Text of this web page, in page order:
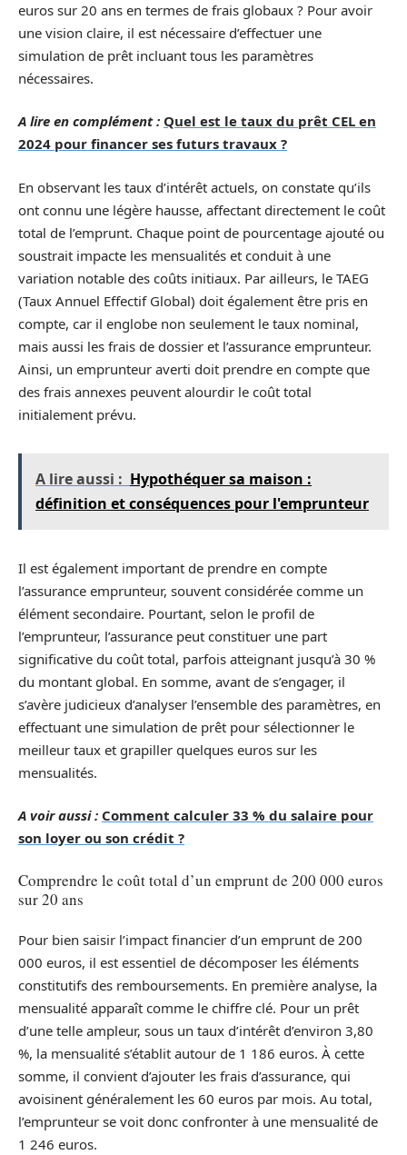
euros sur 20 ans en termes de frais globaux ? Pour avoir
une vision claire, il est nécessaire d’effectuer une
simulation de prêt incluant tous les paramètres
nécessaires.
A lire en complément : Quel est le taux du prêt CEL en
2024 pour financer ses futurs travaux ?
En observant les taux d’intérêt actuels, on constate qu’ils
ont connu une légère hausse, affectant directement le coût
total de l’emprunt. Chaque point de pourcentage ajouté ou
soustrait impacte les mensualités et conduit à une
variation notable des coûts initiaux. Par ailleurs, le TAEG
(Taux Annuel Effectif Global) doit également être pris en
compte, car il englobe non seulement le taux nominal,
mais aussi les frais de dossier et l’assurance emprunteur.
Ainsi, un emprunteur averti doit prendre en compte que
des frais annexes peuvent alourdir le coût total
initialement prévu.
A lire aussi : Hypothéquer sa maison :
définition et conséquences pour l'emprunteur
Il est également important de prendre en compte
l’assurance emprunteur, souvent considérée comme un
élément secondaire. Pourtant, selon le profil de
l’emprunteur, l’assurance peut constituer une part
significative du coût total, parfois atteignant jusqu’à 30 %
du montant global. En somme, avant de s’engager, il
s’avère judicieux d’analyser l’ensemble des paramètres, en
effectuant une simulation de prêt pour sélectionner le
meilleur taux et grapiller quelques euros sur les
mensualités.
A voir aussi : Comment calculer 33 % du salaire pour
son loyer ou son crédit ?
Comprendre le coût total d’un emprunt de 200 000 euros
sur 20 ans
Pour bien saisir l’impact financier d’un emprunt de 200
000 euros, il est essentiel de décomposer les éléments
constitutifs des remboursements. En première analyse, la
mensualité apparaît comme le chiffre clé. Pour un prêt
d’une telle ampleur, sous un taux d’intérêt d’environ 3,80
%, la mensualité s’établit autour de 1 186 euros. À cette
somme, il convient d’ajouter les frais d’assurance, qui
avoisinent généralement les 60 euros par mois. Au total,
l’emprunteur se voit donc confronter à une mensualité de
1 246 euros.